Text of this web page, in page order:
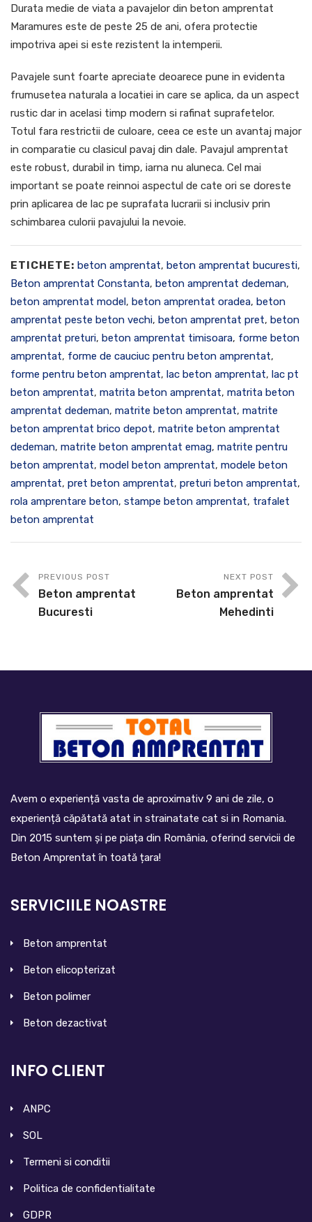
Durata medie de viata a pavajelor din beton amprentat
Maramures este de peste 25 de ani, ofera protectie
impotriva apei si este rezistent la intemperii.
Pavajele sunt foarte apreciate deoarece pune in evidenta
frumusetea naturala a locatiei in care se aplica, da un aspect
rustic dar in acelasi timp modern si rafinat suprafetelor.
Totul fara restrictii de culoare, ceea ce este un avantaj major
in comparatie cu clasicul pavaj din dale. Pavajul amprentat
este robust, durabil in timp, iarna nu aluneca. Cel mai
important se poate reinnoi aspectul de cate ori se doreste
prin aplicarea de lac pe suprafata lucrarii si inclusiv prin
schimbarea culorii pavajului la nevoie.
ETICHETE: beton amprentat, beton amprentat bucuresti,
Beton amprentat Constanta, beton amprentat dedeman,
beton amprentat model, beton amprentat oradea, beton
amprentat peste beton vechi, beton amprentat pret, beton
amprentat preturi, beton amprentat timisoara, forme beton
amprentat, forme de cauciuc pentru beton amprentat,
forme pentru beton amprentat, lac beton amprentat, lac pt
beton amprentat, matrita beton amprentat, matrita beton
amprentat dedeman, matrite beton amprentat, matrite
beton amprentat brico depot, matrite beton amprentat
dedeman, matrite beton amprentat emag, matrite pentru
beton amprentat, model beton amprentat, modele beton
amprentat, pret beton amprentat, preturi beton amprentat,
rola amprentare beton, stampe beton amprentat, trafalet
beton amprentat
PREVIOUS POST
Beton amprentat
Bucuresti
NEXT POST
Beton amprentat
Mehedinti
Avem o experiență vasta de aproximativ 9 ani de zile, o
experiență căpătată atat in strainatate cat si in Romania.
Din 2015 suntem și pe piața din România, oferind servicii de
Beton Amprentat în toată țara!
SERVICIILE NOASTRE
Beton amprentat
Beton elicopterizat
Beton polimer
Beton dezactivat
INFO CLIENT
ANPC
SOL
Termeni si conditii
Politica de confidentialitate
GDPR